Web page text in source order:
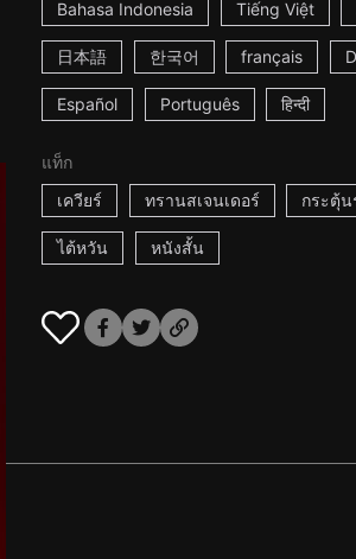
Bahasa Indonesia Tiếng Việt
日本語 한국어 français
Español Português हिन्दी
แท็ก
เควียร์
ทรานสเจนเดอร์ กระตุ้น
ไต้หวัน หนังสั้น